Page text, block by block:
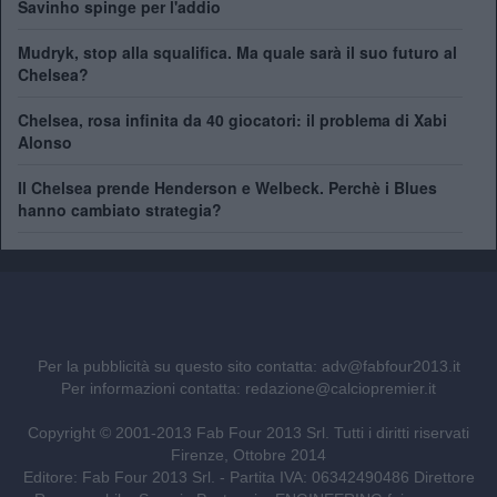
Savinho spinge per l'addio
Mudryk, stop alla squalifica. Ma quale sarà il suo futuro al
Chelsea?
Chelsea, rosa infinita da 40 giocatori: il problema di Xabi
Alonso
Il Chelsea prende Henderson e Welbeck. Perchè i Blues
hanno cambiato strategia?
Per la pubblicità su questo sito contatta: adv@fabfour2013.it
Per informazioni contatta: redazione@calciopremier.it
Copyright © 2001-2013 Fab Four 2013 Srl. Tutti i diritti riservati
Firenze, Ottobre 2014
Editore: Fab Four 2013 Srl. - Partita IVA: 06342490486 Direttore